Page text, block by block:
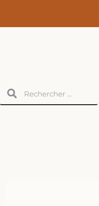
contenu
RechercherRechercher